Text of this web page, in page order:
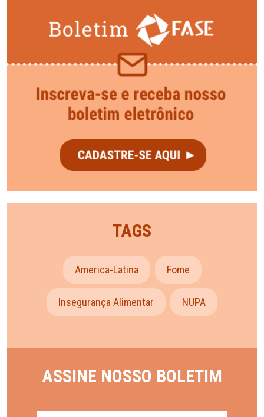
TAGS
America-Latina Fome
Insegurança Alimentar NUPA
ASSINE NOSSO BOLETIM